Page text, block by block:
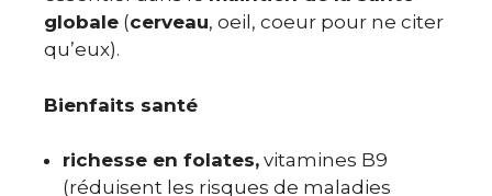
globale (cerveau, oeil, coeur pour ne citer
qu’eux).
Bienfaits santé
richesse en folates, vitamines B9
(réduisent les risques de maladies